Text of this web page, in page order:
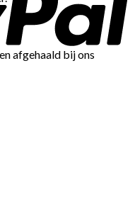
afgehaald bij ons